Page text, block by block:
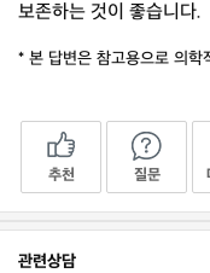
보존하는 것이 좋습니다.
* 본 답변은 참고용으로 의학
추천 질문
관련상담